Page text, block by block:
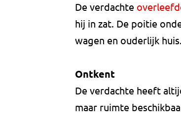
De verdachte
hij in zat. De poitie
wagen en ouderlijk huis.
Ontkent
De verdachte heeft
maar ruimte